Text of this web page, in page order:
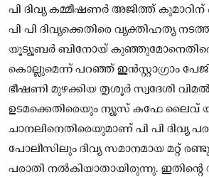
പി ദിവ്യ കമ്മീഷണർ അജിത്ത്
പി പി ദിവ്യക്കെതിരെ വ്യക്തിഹത്യ
യൂട്യൂബർ ബിനോയ്
കൊല്ലുമെന്ന് പറഞ്ഞ് ഇൻസ്റ്റാഗ്രാം
ഭീഷണി മുഴക്കിയ തൃശൂർ സ്വദേശി
ഉടമക്കെതിരെയും ന്യൂസ് കഫേ ലൈവ്
ചാനലിനെതിരെയുമാണ് പി പി ദിവ്യ
പോലീസിലും ദിവ്യ സമാനമായ മറ്റ്
പരാതി നൽകിയാതായിരുന്നു.